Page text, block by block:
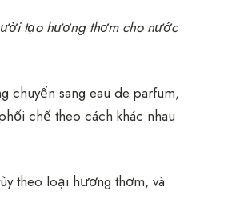
tạo hương thơm cho nước
chuyển sang eau de parfum,
chế theo cách khác nhau
theo loại hương thơm, và